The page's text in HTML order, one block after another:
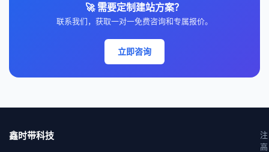
🚀 需要定制建站方案？
联系我们，获取一对一免费咨询和专属报价。
立即咨询
鑫时带科技
注
高